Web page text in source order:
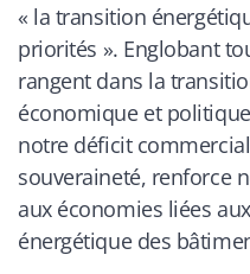
« la transition
priorités ». Englobant
rangent dans la
économique et
notre déficit
souveraineté, renforce
aux économies liées
énergétique des